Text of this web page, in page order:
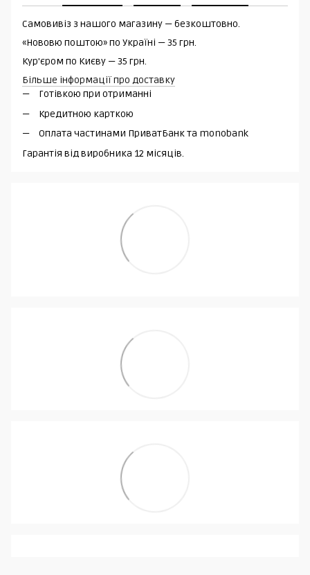
Самовивіз з нашого магазину — безкоштовно.
«Нововю поштою» по Україні — 35 грн.
Кур'єром по Києву — 35 грн.
Більше інформації про доставку
Готівкою при отриманні
Кредитною карткою
Оплата частинами ПриватБанк та monobank
Гарантія від виробника 12 місяців.